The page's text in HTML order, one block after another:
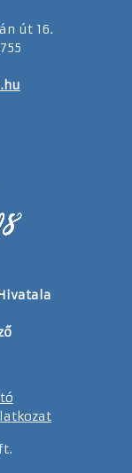
út 16.